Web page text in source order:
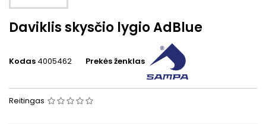
Daviklis skysčio lygio AdBlue
Kodas 4005462 Prekės ženklas
Reitingas